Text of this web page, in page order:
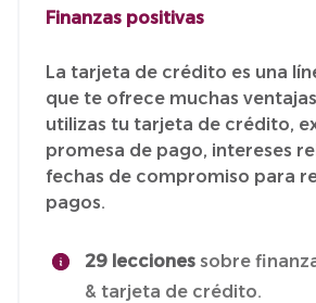
Finanzas positivas
La tarjeta de crédito es una
que te ofrece muchas
utilizas tu tarjeta de crédito,
promesa de pago, intereses
fechas de compromiso para
pagos.
29 lecciones sobre
& tarjeta de crédito.